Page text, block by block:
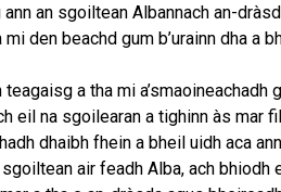
an sgoiltean Albannach an-
mi den beachd gum b’urainn dha a
teagaisg a tha mi
eil na sgoilearan a tighinn às mar
dhaibh fhein a bheil uidh aca
air feadh Alba, ach